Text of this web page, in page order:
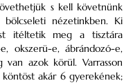
s kell követnünk
bölcseleti nézetinkben. Ki
itéltetik meg a tisztára
okszerü-e, ábrándozó-e,
van azok körül. Varrasson
akár 6 gyerekének;